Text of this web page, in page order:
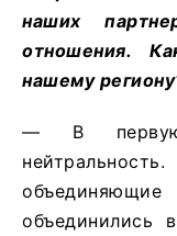
наших
отношения.
нашему
— В первую